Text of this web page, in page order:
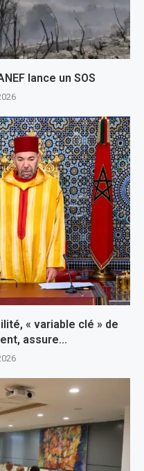
lance un SOS
« variable clé » de
assure...